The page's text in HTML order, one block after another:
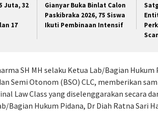
Juta, 32
17
Gianyar Buka Binlat Calon
Paskibraka 2026, 75 Siswa
Ikuti Pembinaan Intensif
SH MH selaku Ketua Lab/Bagian Hukum
Semi Otonom (BSO) CLC, memberikan
Law Class yang diselenggarakan secara
Bagian Hukum Pidana, Dr Diah Ratna Sari